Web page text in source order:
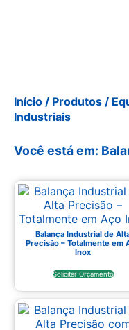
Início / Produtos /
Industriais
Você está em:
Balança Industrial de
Precisão – Totalmente em
Inox
Solicitar Orçamento